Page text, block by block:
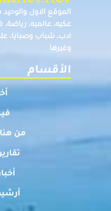
الموقع الاول والوحيد
عكيه، عالميه،
ادب، شباب وصبايا،
وغيرها
الأقسام
من